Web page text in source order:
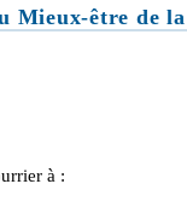
être de la
à :